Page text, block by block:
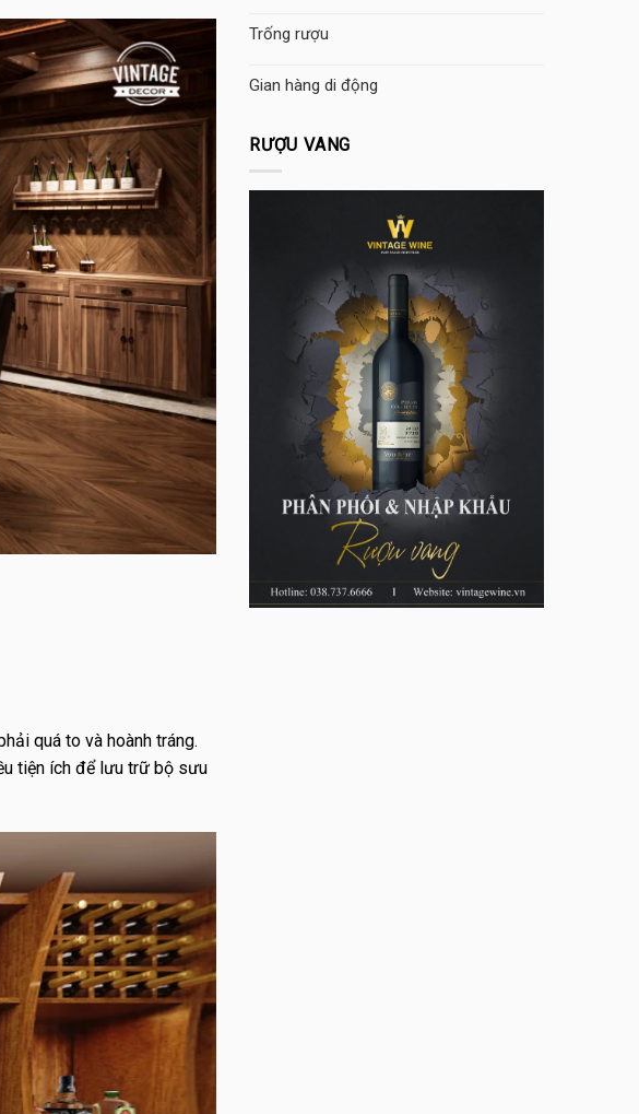
quá to và hoành tráng.
tiện ích để lưu trữ bộ sưu
Trống rượu
Gian hàng di động
RƯỢU VANG